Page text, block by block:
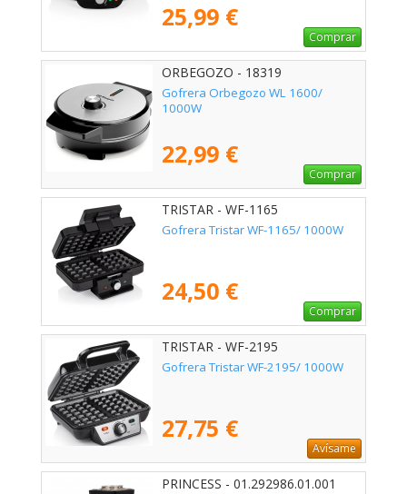
25,99 €
Comprar
ORBEGOZO - 18319
Gofrera Orbegozo WL 1600/
1000W
22,99 €
Comprar
TRISTAR - WF-1165
Gofrera Tristar WF-1165/ 1000W
24,50 €
Comprar
TRISTAR - WF-2195
Gofrera Tristar WF-2195/ 1000W
27,75 €
Avísame
PRINCESS - 01.292986.01.001